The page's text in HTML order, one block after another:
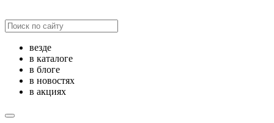
везде
в каталоге
в блоге
в новостях
в акциях